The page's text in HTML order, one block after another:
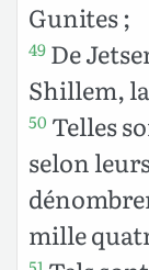
Gunites ;
49 De
Shillem,
50 Telles
selon
mille